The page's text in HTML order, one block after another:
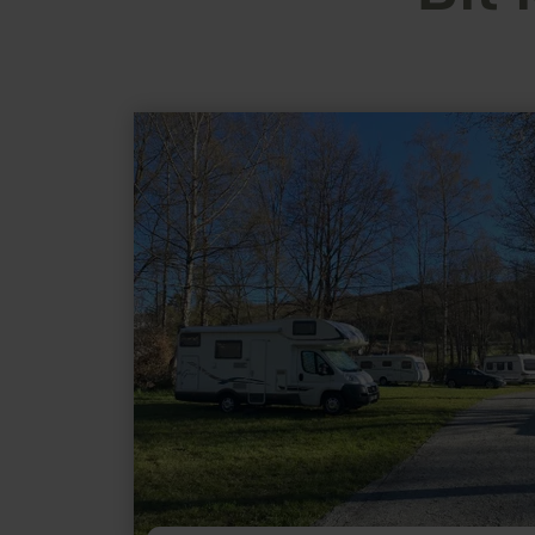
meer
informatie
over:
Camperplaatsen
Campingplaats
Heilhauser
Mühle